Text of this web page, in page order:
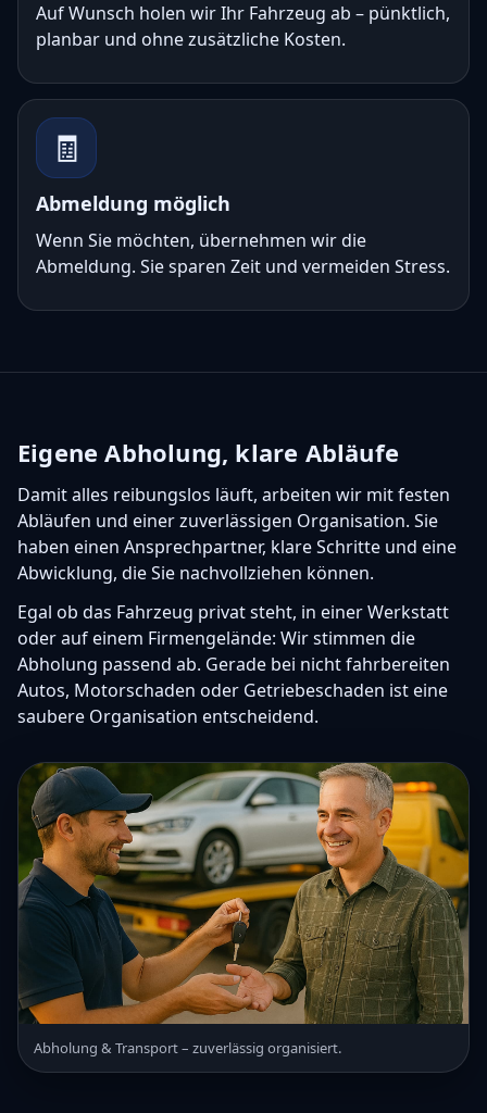
Auf Wunsch holen wir Ihr Fahrzeug ab – pünktlich,
planbar und ohne zusätzliche Kosten.
🧾
Abmeldung möglich
Wenn Sie möchten, übernehmen wir die
Abmeldung. Sie sparen Zeit und vermeiden Stress.
Eigene Abholung, klare Abläufe
Damit alles reibungslos läuft, arbeiten wir mit festen
Abläufen und einer zuverlässigen Organisation. Sie
haben einen Ansprechpartner, klare Schritte und eine
Abwicklung, die Sie nachvollziehen können.
Egal ob das Fahrzeug privat steht, in einer Werkstatt
oder auf einem Firmengelände: Wir stimmen die
Abholung passend ab. Gerade bei nicht fahrbereiten
Autos, Motorschaden oder Getriebeschaden ist eine
saubere Organisation entscheidend.
Abholung & Transport – zuverlässig organisiert.